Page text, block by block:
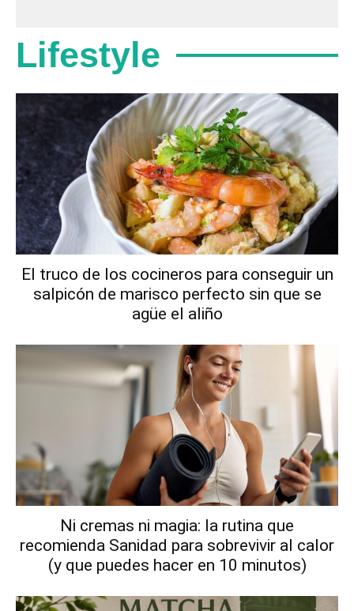
Lifestyle
El truco de los cocineros para conseguir un
salpicón de marisco perfecto sin que se
agüe el aliño
Ni cremas ni magia: la rutina que
recomienda Sanidad para sobrevivir al calor
(y que puedes hacer en 10 minutos)